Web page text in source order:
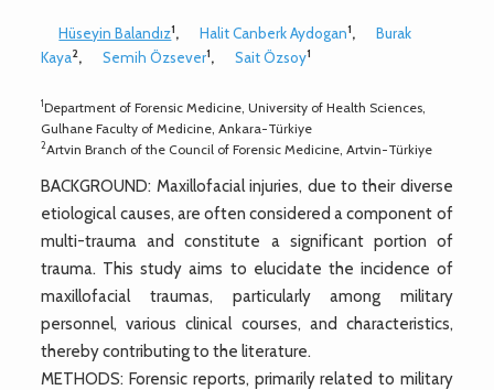
Hüseyin Balandız1, Halit Canberk Aydogan1,
Burak
Kaya2, Semih Özsever1, Sait Özsoy1
1Department of Forensic Medicine, University of Health Sciences,
Gulhane Faculty of Medicine, Ankara-Türkiye
2Artvin Branch of the Council of Forensic Medicine, Artvin-Türkiye
BACKGROUND: Maxillofacial injuries, due to their diverse
etiological causes, are often considered a component of
multi-trauma and constitute a significant portion of
trauma. This study aims to elucidate the incidence of
maxillofacial traumas, particularly among military
personnel, various clinical courses, and characteristics,
thereby contributing to the literature.
METHODS: Forensic reports, primarily related to military